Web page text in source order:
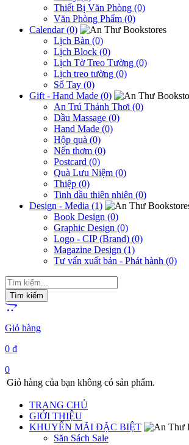
Thiết Bị Văn Phòng (0)
Văn Phòng Phẩm (0)
Calendar (0)
Lịch Bàn (0)
Lịch Block (0)
Lịch Tờ Treo Tường (0)
Lịch treo tường (0)
Sổ Tay (0)
Gift - Hand Made (0)
An Trú Thảnh Thơi (0)
Dầu Massage (0)
Hand Made (0)
Hộp quà (0)
Nến thơm (0)
Postcard (0)
Quà Lưu Niệm (0)
Thiệp (0)
Tinh dầu thiên nhiên (0)
Design - Media (1)
Book Design (0)
Graphic Design (0)
Logo - CIP (Brand) (0)
Magazine Design (1)
Tư vấn xuất bản - Phát hành (0)
Giỏ hàng
0 ₫
0
Giỏ hàng của bạn không có sản phẩm.
TRANG CHỦ
GIỚI THIỆU
KHUYẾN MÃI ĐẶC BIỆT
Săn Sách Sale